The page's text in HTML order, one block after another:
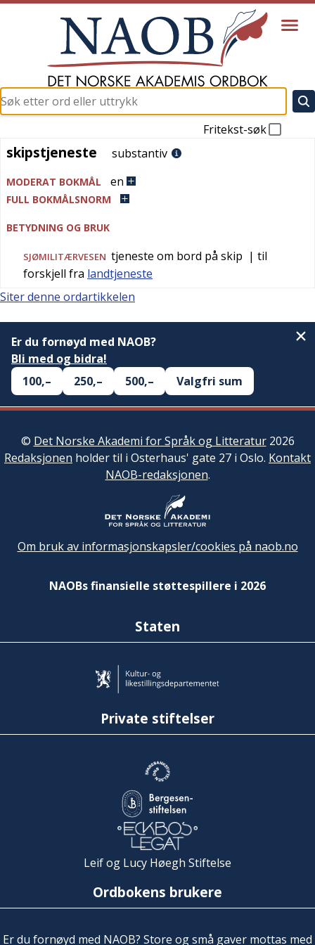
Fritekst-søk
skipstjeneste
skipstjeneste substantiv
MODERAT BOKMÅL en
FULL BOKMÅLSNORM
BETYDNING OG BRUK
SJØMILITÆRVESEN tjeneste om bord på skip | til
forskjell fra landtjeneste
Siter denne ordartikkelen
Er du fornøyd med NAOB?
Bli med og bidra!
100,–
250,– 500,– Valgfri sum
© Det Norske Akademi for Språk og Litteratur2026
Redaksjonen holder til i Osterhaus' gate 27 i Oslo. Kontakt
NAOB-redaksjonen.
Om bruk av informasjonskapsler/cookies på naob.no
NAOBs finansielle støttespillere i 2026
Staten
Private stiftelser
Leif og Lucy Høegh Stiftelse
Ordbokens brukere
Er du fornøyd med NAOB? Store og små gaver mottas med